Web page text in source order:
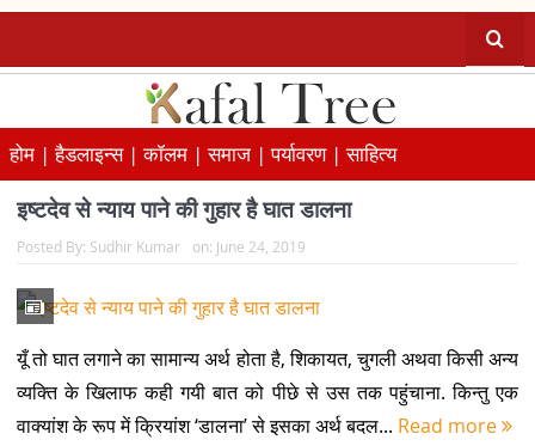
होम |हैडलाइन्स |कॉलम |समाज |पर्यावरण |साहित्य
इष्टदेव से न्याय पाने की गुहार है घात डालना
Posted By: Sudhir Kumar on: June 24, 2019
यूँ तो घात लगाने का सामान्य अर्थ होता है, शिकायत, चुगली अथवा किसी अन्य
व्यक्ति के खिलाफ कही गयी बात को पीछे से उस तक पहुंचाना. किन्तु एक
वाक्यांश के रूप में क्रियांश ‘डालना’ से इसका अर्थ बदल... Read more